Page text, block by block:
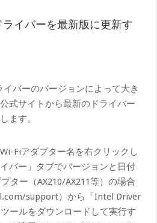
イバーを最新版に更新す
バーのバージョンによって大き
式サイトから最新のドライバー
ます。
Fiアダプター名を右クリックし
バー」タブでバージョンと日付
ター（AX210/AX211等）の場合
support）から「Intel Driver
ールをダウンロードして実行す